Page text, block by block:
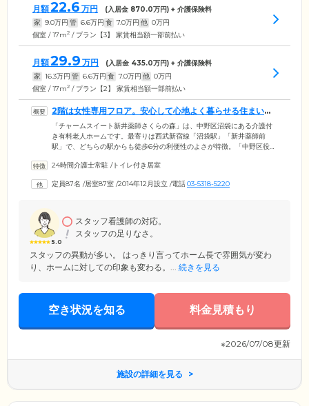
月額22.6 万円 (入居金 870.0万円) + 介護保険料
家 9.0万円 管 6.6万円 食 7.0万円 他 0万円
個室 / 17m2 / プラン【3】 家賃相当額一部前払い
月額29.9 万円 (入居金 435.0万円) + 介護保険料
家 16.3万円 管 6.6万円 食 7.0万円 他 0万円
個室 / 17m2 / プラン【2】 家賃相当額一部前払い
2階は女性専用フロア。安心して心地よく暮らせる住まいで
す「チャームスイート新井薬師さくらの森」は、中野区沼袋にある介護付
き有料老人ホームです。最寄りは西武新宿線「沼袋駅」「新井薬師前
駅」で、どちらの駅からも徒歩6分の利便性のよさが特徴。「中野区役
い環境です。ご入居のみなさまが安心して心地よく暮らせる空間づくり
アレンジメント・料理サークル・サタデーナイトバーといった、女性の
24時間介護士常駐 /トイレ付き居室
定員87名 /居室87室 /2014年12月設立 /電話03-5318-5220
5.0
スタッフ看護師の対応。
スタッフの足りなさ。
スタッフの異動が多い。 はっきり言ってホーム長で雰囲気が変わ
り、ホームに対しての印象も変わる。... 続きを見る
空き状況を知る 料金見積もり
※2026/07/08更新
施設の詳細を見る